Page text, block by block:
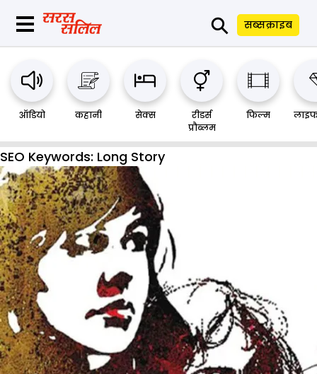
⚲ सब्सक्राइब
ऑडियो कहानी सेक्स
रीडर्स
प्रौब्लम
फिल्म
SEO Keywords: Long Story